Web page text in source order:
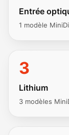
Entrée
1 modèle
3
Lithium
3 modèles